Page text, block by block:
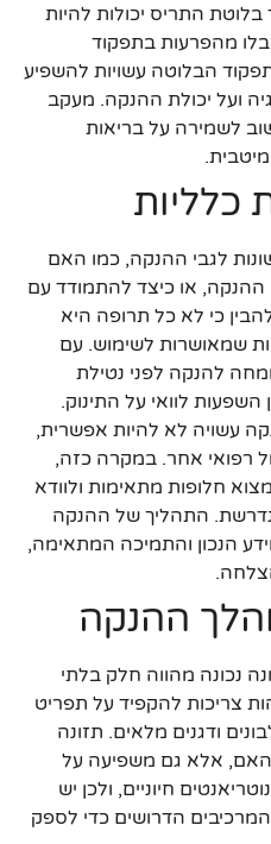
התריס יכולות להיות
מהפרעות בתפקוד
הבלוטה עשויות להשפיע
ועל יכולת ההנקה. מעקב
לשמירה על בריאות
כלליות
לגבי ההנקה, כמו האם
ההנקה, או כיצד להתמודד עם
כי לא כל תרופה היא
שמאושרות לשימוש. עם
להנקה לפני נטילת
השפעות לוואי על התינוק.
עשויה לא להיות אפשרית,
רפואי אחר. במקרה כזה,
חלופות מתאימות ולוודא
התהליך של ההנקה
הנכון והתמיכה המתאימה,
ההנקה
נכונה מהווה חלק בלתי
צריכות להקפיד על תפריט
ודגנים מלאים. תזונה
אלא גם משפיעה על
חיוניים, ולכן יש
הדרושים כדי לספק